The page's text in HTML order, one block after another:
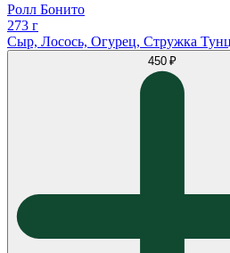
Ролл Бонито
273 г
Сыр, Лосось, Огурец, Стружка
450 ₽